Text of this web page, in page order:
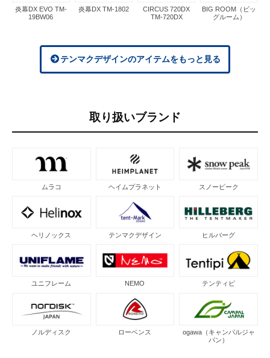
炎幕DX EVO TM-
19BW06
炎幕DX TM-1802
CIRCUS 720DX
TM-720DX
BIG ROOM（ビッ
グルーム）
テンマクデザインのアイテムをもっと見る
取り扱いブランド
ムラコ ヘイムプラネット スノーピーク
ヘリノックス テンマクデザイン ヒルバーグ
ユニフレーム NEMO テンティピ
ノルディスク ローベンス
ogawa（キャンパルジャ
パン）